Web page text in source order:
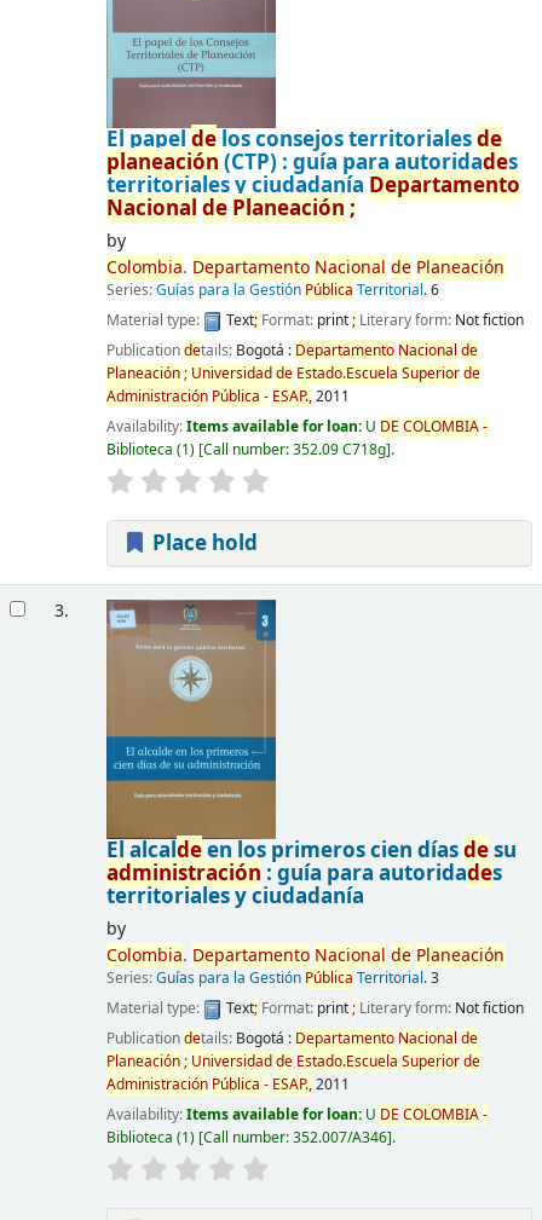
El papel delos consejos territorialesde
planeación (CTP) : guía para autoridades
territoriales y ciudadanía Departamento
Nacional de Planeación ;
by
Colombia. Departamento Nacional de Planeación
Series:Guías para la Gestión Pública Territorial. 6
Material type:
Text;Format: print;Literary form: Not fiction
Publicationdetails: Bogotá : Departamento Nacional de
Planeación; Universidadde Estado.Escuela Superiorde
Administración Pública - ESAP.,2011
Availability:Items available for loan: U DE COLOMBIA-
Biblioteca (1) Call number:352.09 C718g .
Place hold
3.
El alcaldeen los primeros cien díasdesu
administración : guía para autoridades
territoriales y ciudadanía
by
Colombia. Departamento Nacional de Planeación
Series:Guías para la Gestión Pública Territorial. 3
Material type:
Text;Format: print;Literary form: Not fiction
Publicationdetails: Bogotá : Departamento Nacional de
Planeación; Universidadde Estado.Escuela Superiorde
Administración Pública - ESAP.,2011
Availability:Items available for loan: U DE COLOMBIA-
Biblioteca (1) Call number:352.007/A346 .